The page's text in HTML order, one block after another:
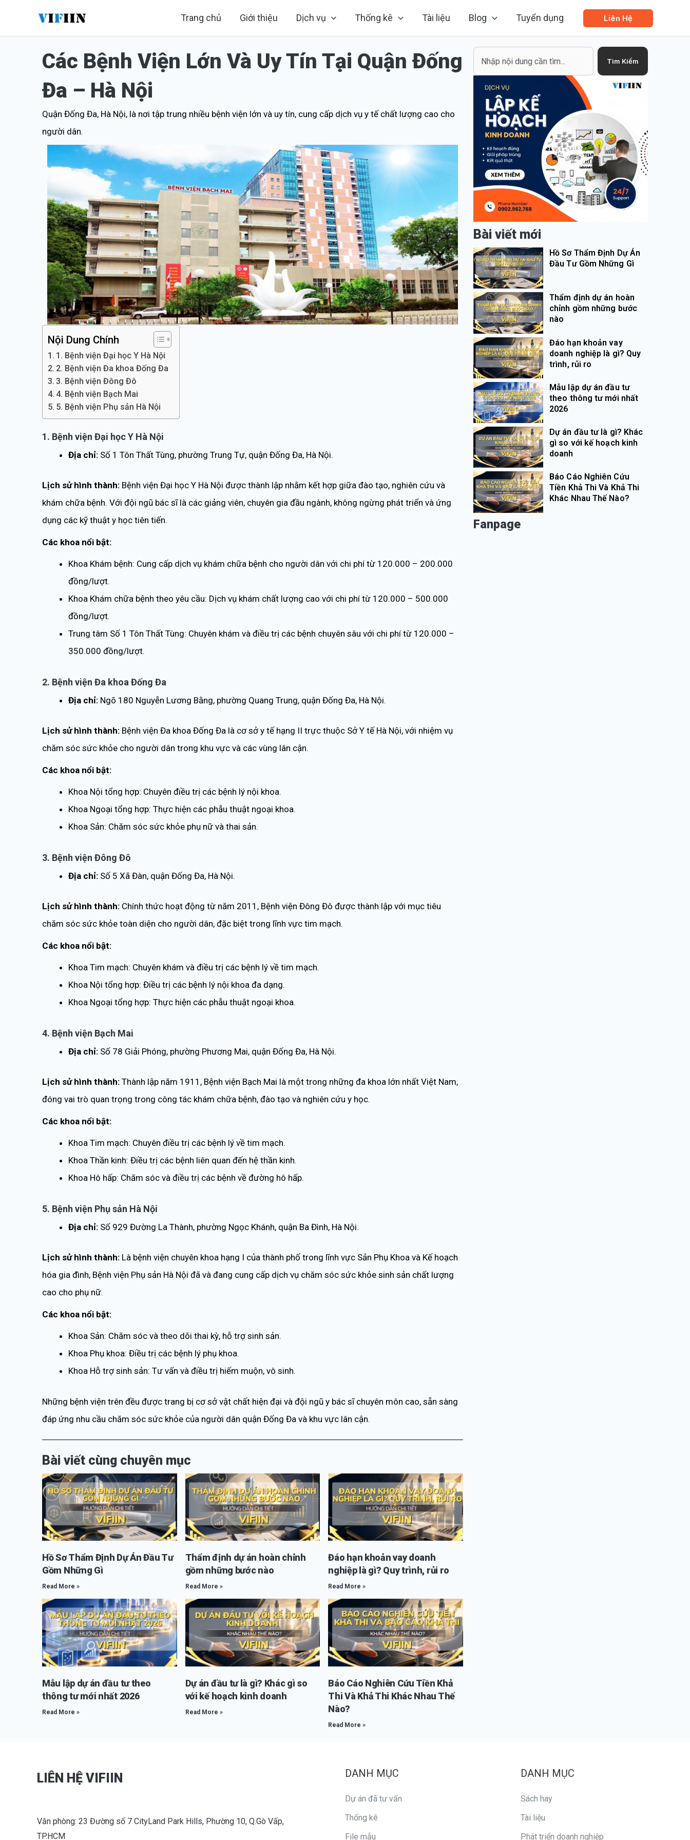
Trang chủ Giới thiệu Dịch vụ Thống kê Tài liệu Blog Tuyển dụng Liên Hệ
Các Bệnh Viện Lớn Và Uy Tín Tại Quận Đống
Đa – Hà Nội
Quận Đống Đa, Hà Nội, là nơi tập trung nhiều bệnh viện lớn và uy tín, cung cấp dịch vụ y tế chất lượng cao cho
người dân.
Nội Dung Chính
1. Bệnh viện Đại học Y Hà Nội
2. Bệnh viện Đa khoa Đống Đa
3. Bệnh viện Đông Đô
4. Bệnh viện Bạch Mai
5. Bệnh viện Phụ sản Hà Nội
1. Bệnh viện Đại học Y Hà Nội
Địa chỉ: Số 1 Tôn Thất Tùng, phường Trung Tự, quận Đống Đa, Hà Nội.
Lịch sử hình thành: Bệnh viện Đại học Y Hà Nội được thành lập nhằm kết hợp giữa đào tạo, nghiên cứu và
khám chữa bệnh. Với đội ngũ bác sĩ là các giảng viên, chuyên gia đầu ngành, không ngừng phát triển và ứng
dụng các kỹ thuật y học tiên tiến.
Các khoa nổi bật:
Khoa Khám bệnh: Cung cấp dịch vụ khám chữa bệnh cho người dân với chi phí từ 120.000 – 200.000
đồng/lượt.
Khoa Khám chữa bệnh theo yêu cầu: Dịch vụ khám chất lượng cao với chi phí từ 120.000 – 500.000
đồng/lượt.
Trung tâm Số 1 Tôn Thất Tùng: Chuyên khám và điều trị các bệnh chuyên sâu với chi phí từ 120.000 –
350.000 đồng/lượt.
2. Bệnh viện Đa khoa Đống Đa
Địa chỉ: Ngõ 180 Nguyễn Lương Bằng, phường Quang Trung, quận Đống Đa, Hà Nội.
Lịch sử hình thành: Bệnh viện Đa khoa Đống Đa là cơ sở y tế hạng II trực thuộc Sở Y tế Hà Nội, với nhiệm vụ
chăm sóc sức khỏe cho người dân trong khu vực và các vùng lân cận.
Các khoa nổi bật:
Khoa Nội tổng hợp: Chuyên điều trị các bệnh lý nội khoa.
Khoa Ngoại tổng hợp: Thực hiện các phẫu thuật ngoại khoa.
Khoa Sản: Chăm sóc sức khỏe phụ nữ và thai sản.
3. Bệnh viện Đông Đô
Địa chỉ: Số 5 Xã Đàn, quận Đống Đa, Hà Nội.
Lịch sử hình thành: Chính thức hoạt động từ năm 2011, Bệnh viện Đông Đô được thành lập với mục tiêu
chăm sóc sức khỏe toàn diện cho người dân, đặc biệt trong lĩnh vực tim mạch.
Các khoa nổi bật:
Khoa Tim mạch: Chuyên khám và điều trị các bệnh lý về tim mạch.
Khoa Nội tổng hợp: Điều trị các bệnh lý nội khoa đa dạng.
Khoa Ngoại tổng hợp: Thực hiện các phẫu thuật ngoại khoa.
4. Bệnh viện Bạch Mai
Địa chỉ: Số 78 Giải Phóng, phường Phương Mai, quận Đống Đa, Hà Nội.
Lịch sử hình thành: Thành lập năm 1911, Bệnh viện Bạch Mai là một trong những đa khoa lớn nhất Việt Nam,
đóng vai trò quan trọng trong công tác khám chữa bệnh, đào tạo và nghiên cứu y học.
Các khoa nổi bật:
Khoa Tim mạch: Chuyên điều trị các bệnh lý về tim mạch.
Khoa Thần kinh: Điều trị các bệnh liên quan đến hệ thần kinh.
Khoa Hô hấp: Chăm sóc và điều trị các bệnh về đường hô hấp.
5. Bệnh viện Phụ sản Hà Nội
Địa chỉ: Số 929 Đường La Thành, phường Ngọc Khánh, quận Ba Đình, Hà Nội.
Lịch sử hình thành: Là bệnh viện chuyên khoa hạng I của thành phố trong lĩnh vực Sản Phụ Khoa và Kế hoạch
hóa gia đình, Bệnh viện Phụ sản Hà Nội đã và đang cung cấp dịch vụ chăm sóc sức khỏe sinh sản chất lượng
cao cho phụ nữ.
Các khoa nổi bật:
Khoa Sản: Chăm sóc và theo dõi thai kỳ, hỗ trợ sinh sản.
Khoa Phụ khoa: Điều trị các bệnh lý phụ khoa.
Khoa Hỗ trợ sinh sản: Tư vấn và điều trị hiếm muộn, vô sinh.
Những bệnh viện trên đều được trang bị cơ sở vật chất hiện đại và đội ngũ y bác sĩ chuyên môn cao, sẵn sàng
đáp ứng nhu cầu chăm sóc sức khỏe của người dân quận Đống Đa và khu vực lân cận.
Bài viết cùng chuyên mục
Hồ Sơ Thẩm Định Dự Án Đầu Tư
Gồm Những Gì
Read More »
Thẩm định dự án hoàn chỉnh
gồm những bước nào
Read More »
Đáo hạn khoản vay doanh
nghiệp là gì? Quy trình, rủi ro
Read More »
Mẫu lập dự án đầu tư theo
thông tư mới nhất 2026
Read More »
Dự án đầu tư là gì? Khác gì so
với kế hoạch kinh doanh
Read More »
Báo Cáo Nghiên Cứu Tiền Khả
Thi Và Khả Thi Khác Nhau Thế
Nào?
Read More »
Tìm Kiếm
Bài viết mới
Hồ Sơ Thẩm Định Dự Án
Đầu Tư Gồm Những Gì
Thẩm định dự án hoàn
chỉnh gồm những bước
nào
Đáo hạn khoản vay
doanh nghiệp là gì? Quy
trình, rủi ro
Mẫu lập dự án đầu tư
theo thông tư mới nhất
2026
Dự án đầu tư là gì? Khác
gì so với kế hoạch kinh
doanh
Báo Cáo Nghiên Cứu
Tiền Khả Thi Và Khả Thi
Khác Nhau Thế Nào?
Fanpage
LIÊN HỆ VIFIIN
Văn phòng: 23 Đường số 7 CityLand Park Hills, Phường 10, Q.Gò Vấp,
TP.HCM
DANH MỤC
Dự án đã tư vấn
Thống kê
File mẫu
DANH MỤC
Sách hay
Tài liệu
Phát triển doanh nghiệp